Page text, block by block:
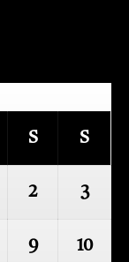
S S
2 3
9 10